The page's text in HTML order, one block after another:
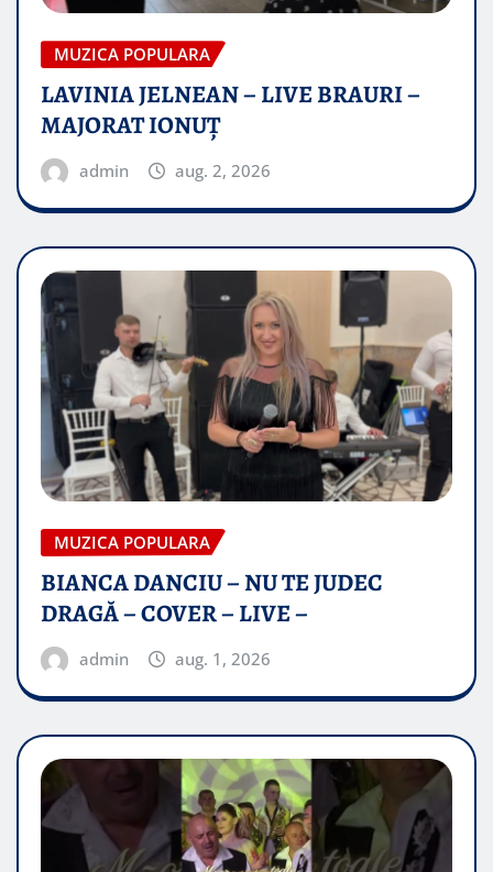
MUZICA POPULARA
LAVINIA JELNEAN – LIVE BRAURI –
MAJORAT IONUŢ
admin aug. 2, 2026
MUZICA POPULARA
BIANCA DANCIU – NU TE JUDEC
DRAGĂ – COVER – LIVE –
admin aug. 1, 2026